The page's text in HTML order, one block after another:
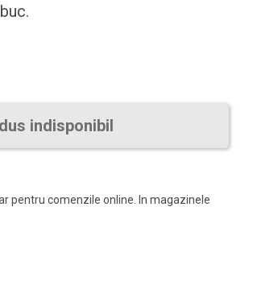
indisponibil
pentru comenzile online. In magazinele